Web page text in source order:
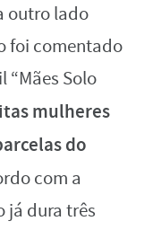
outro lado
foi comentado
“Mães Solo
mulheres
do
com a
já dura três